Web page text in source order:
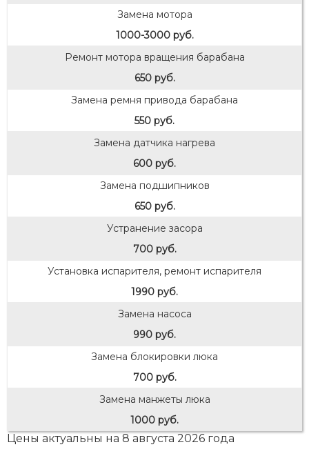
Замена мотора
1000-3000 руб.
Ремонт мотора вращения барабана
650 руб.
Замена ремня привода барабана
550 руб.
Замена датчика нагрева
600 руб.
Замена подшипников
650 руб.
Устранение засора
700 руб.
Установка испарителя, ремонт испарителя
1990 руб.
Замена насоса
990 руб.
Замена блокировки люка
700 руб.
Замена манжеты люка
1000 руб.
Цены актуальны на 8 августа 2026 года